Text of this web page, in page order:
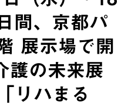
間、京都パ
展示場で開
護の未来展
リハまる